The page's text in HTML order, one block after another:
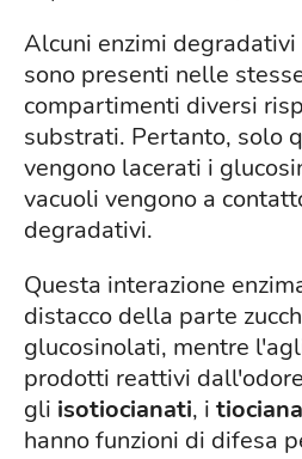
Alcuni enzimi
sono presenti nelle
compartimenti diversi
substrati. Pertanto, solo
vengono lacerati i
vacuoli vengono a
degradativi.
Questa interazione
distacco della parte
glucosinolati, mentre
prodotti reattivi
gli isotiocianati, i
hanno funzioni di difesa